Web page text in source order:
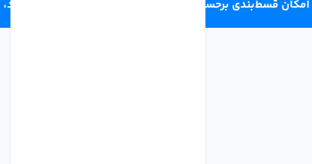
امکان قسط‌بندی برحسب اعتبار ترب‌پی 4 قسط ماهانه. بدون سود،